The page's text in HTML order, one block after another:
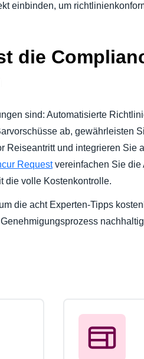
einbinden, um
die
sind: Automatisierte
ab, gewährleisten
Reiseantritt und integrieren Sie
Requestvereinfachen Sie die
die volle Kostenkontrolle.
die acht Experten-Tipps